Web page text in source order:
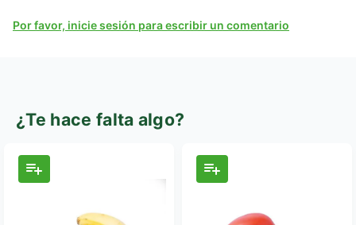
Por favor, inicie sesión para escribir un comentario
¿Te hace falta algo?